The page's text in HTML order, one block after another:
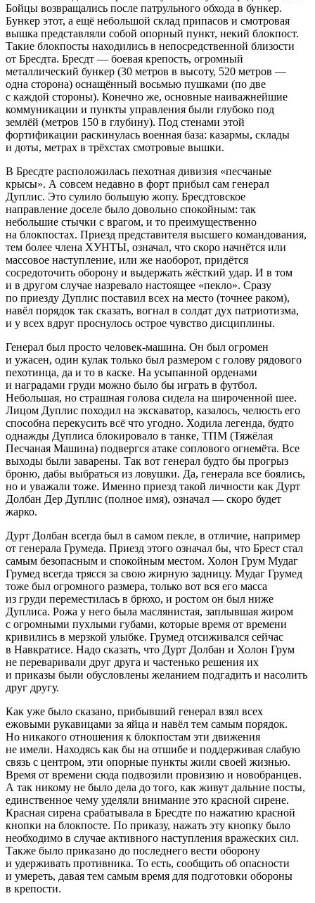
Бойцы возвращались после патрульного обхода в бункер.
Бункер этот, а ещё небольшой склад припасов и смотровая
вышка представляли собой опорный пункт, некий блокпост.
Такие блокпосты находились в непосредственной близости
от Бресдта. Бресдт — боевая крепость, огромный
металлический бункер (30 метров в высоту, 520 метров —
одна сторона) оснащённый восьмью пушками (по две
с каждой стороны). Конечно же, основные наиважнейшие
коммуникации и пункты управления были глубоко под
землёй (метров 150 в глубину). Под стенами этой
фортификации раскинулась военная база: казармы, склады
и доты, метрах в трёхстах смотровые вышки.
В Бресдте расположилась пехотная дивизия «песчаные
крысы». А совсем недавно в форт прибыл сам генерал
Дуплис. Это сулило большую жопу. Бресдтовское
направление доселе было довольно спокойным: так
небольшие стычки с врагом, и то преимущественно
на блокпостах. Приезд представителя высшего командования,
тем более члена ХУНТЫ, означал, что скоро начнётся или
массовое наступление, или же наоборот, придётся
сосредоточить оборону и выдержать жёсткий удар. И в том
и в другом случае назревало настоящее «пекло». Сразу
по приезду Дуплис поставил всех на место (точнее раком),
навёл порядок так сказать, вогнал в солдат дух патриотизма,
и у всех вдруг проснулось острое чувство дисциплины.
Генерал был просто человек-машина. Он был огромен
и ужасен, один кулак только был размером с голову рядового
пехотинца, да и то в каске. На усыпанной орденами
и наградами груди можно было бы играть в футбол.
Небольшая, но страшная голова сидела на широченной шее.
Лицом Дуплис походил на экскаватор, казалось, челюсть его
способна перекусить всё что угодно. Ходила легенда, будто
однажды Дуплиса блокировало в танке, ТПМ (Тяжёлая
Песчаная Машина) подвергся атаке соплового огнемёта. Все
выходы были заварены. Так вот генерал будто бы прогрыз
броню, дабы выбраться из ловушки. Да, генерала все боялись,
но и уважали тоже. Именно приезд такой личности как Дурт
Долбан Дер Дуплис (полное имя), означал — скоро будет
жарко.
Дурт Долбан всегда был в самом пекле, в отличие, например
от генерала Грумеда. Приезд этого означал бы, что Брест стал
самым безопасным и спокойным местом. Холон Грум Мудаг
Грумед всегда трясся за свою жирную задницу. Мудаг Грумед
тоже был огромного размера, только вот вся его масса
из груди переместилась в брюхо, и ростом он был ниже
Дуплиса. Рожа у него была маслянистая, заплывшая жиром
с огромными пухлыми губами, которые время от времени
кривились в мерзкой улыбке. Грумед отсиживался сейчас
в Навкратисе. Надо сказать, что Дурт Долбан и Холон Грум
не переваривали друг друга и частенько решения их
и приказы были обусловлены желанием подгадить и насолить
друг другу.
Как уже было сказано, прибывший генерал взял всех
ежовыми рукавицами за яйца и навёл тем самым порядок.
Но никакого отношения к блокпостам эти движения
не имели. Находясь как бы на отшибе и поддерживая слабую
связь с центром, эти опорные пункты жили своей жизнью.
Время от времени сюда подвозили провизию и новобранцев.
А так никому не было дела до того, как живут дальние посты,
единственное чему уделяли внимание это красной сирене.
Красная сирена срабатывала в Бресдте по нажатию красной
кнопки на блокпосте. По приказу, нажать эту кнопку было
необходимо в случае активного наступления вражеских сил.
Также было приказано до последнего вести оборону
и удерживать противника. То есть, сообщить об опасности
и умереть, давая тем самым время для подготовки обороны
в крепости.